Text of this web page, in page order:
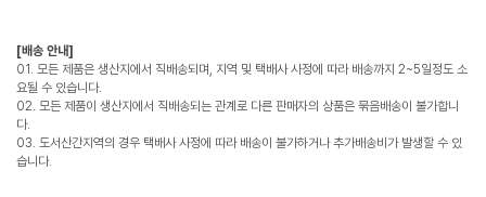
[배송 안내]
01. 모든 제품은 생산지에서 직배송되며, 지역 및 택배사 사정에 따라 배송까지 2~5일정도 소
요될 수 있습니다.
02. 모든 제품이 생산지에서 직배송되는 관계로 다른 판매자의 상품은 묶음배송이 불가합니
다.
03. 도서산간지역의 경우 택배사 사정에 따라 배송이 불가하거나 추가배송비가 발생할 수 있
습니다.